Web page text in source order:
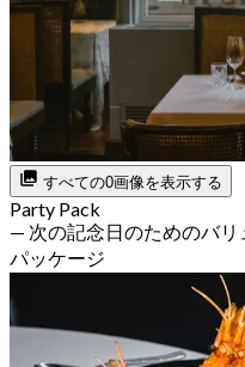
すべての0画像を表示する
Party Pack
— 次の記念日のためのバ
パッケージ